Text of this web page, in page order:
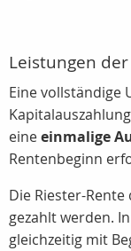
Leistungen
Eine vollständige
eineeinmalige
Rentenbeginn
Die Riester-
gezahlt werden.
gleichzeitig mit